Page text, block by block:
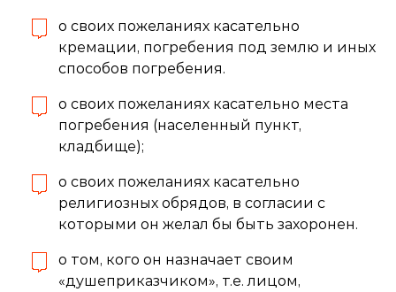
о своих пожеланиях касательно
кремации, погребения под землю и иных
способов погребения.
о своих пожеланиях касательно места
погребения (населенный пункт,
кладбище);
о своих пожеланиях касательно
религиозных обрядов, в согласии с
которыми он желал бы быть захоронен.
о том, кого он назначает своим
«душеприказчиком», т.е. лицом,